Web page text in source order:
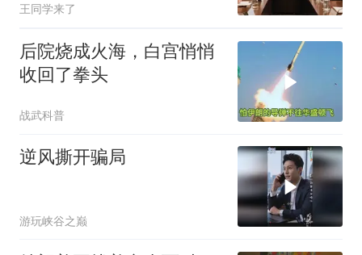
王同学来了
后院烧成火海，白宫悄悄
收回了拳头
战武科普
逆风撕开骗局
游玩峡谷之巅